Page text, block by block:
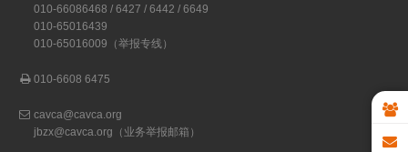
010-66086468 / 6427 / 6442 / 6649
010-65016439
010-65016009（举报专线）
010-6608 6475
cavca@cavca.org
jbzx@cavca.org （业务举报邮箱）